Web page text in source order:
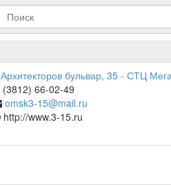
Архитекторов бульвар, 35 - СТЦ
(3812) 66-02-49
omsk3-15@mail.ru
http://www.3-15.ru